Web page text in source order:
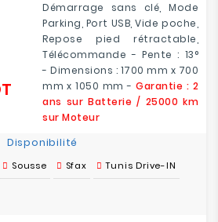
Démarrage sans clé, Mode
Parking, Port USB, Vide poche,
Repose pied rétractable,
Télécommande - Pente : 13°
- Dimensions : 1700 mm x 700
mm x 1050 mm -Garantie : 2
ans sur Batterie / 25000 km
sur Moteur
Disponibilité
Sousse Sfax Tunis Drive-IN